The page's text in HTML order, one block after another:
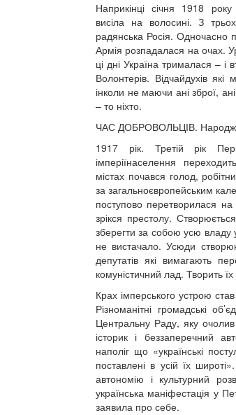
Наприкінці січня 1918
висіла на волосині. З
радянська Росія. Одночасно
Армія розпадалася на очах.
ці дні Україна трималася –
Волонтерів. Відчайдухів
інколи не маючи ані зброї,
– то ніхто.
ЧАС ДОБРОВОЛЬЦІВ.
1917 рік. Третій рік
імперіїнаселення
містах почався голод,
за загальноєвропейським
поступово перетворилася
зрікся престолу.
зберегти за собою усю владу
не вистачало. Усюди
депутатів які вимагають
комуністичний лад. Творить їх
Крах імперського устрою
Різноманітні громадські
Центральну Раду, яку
історик і беззаперечний
наполіг що «українські
поставлені в усій їх
автономію і культурний
українська маніфестація у
заявила про себе.